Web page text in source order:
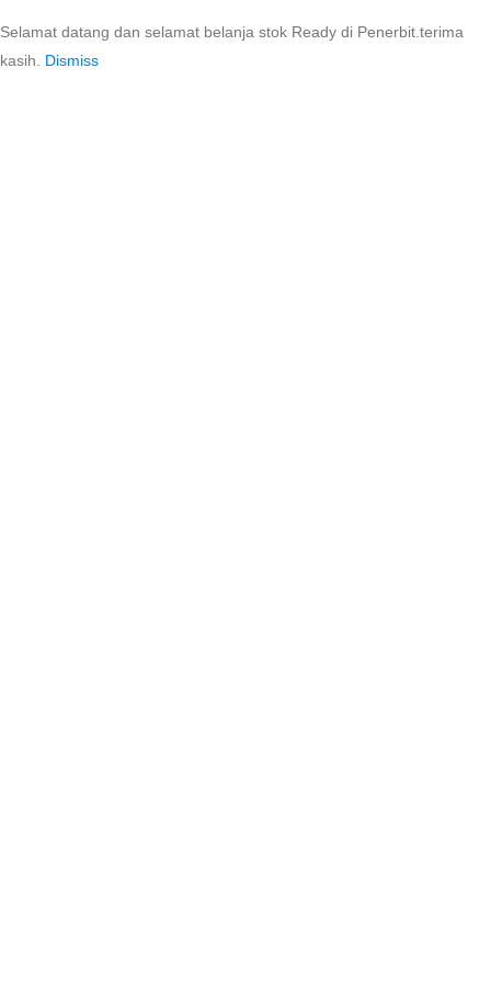
Selamat datang dan selamat belanja stok Ready di Penerbit.terima
kasih. Dismiss